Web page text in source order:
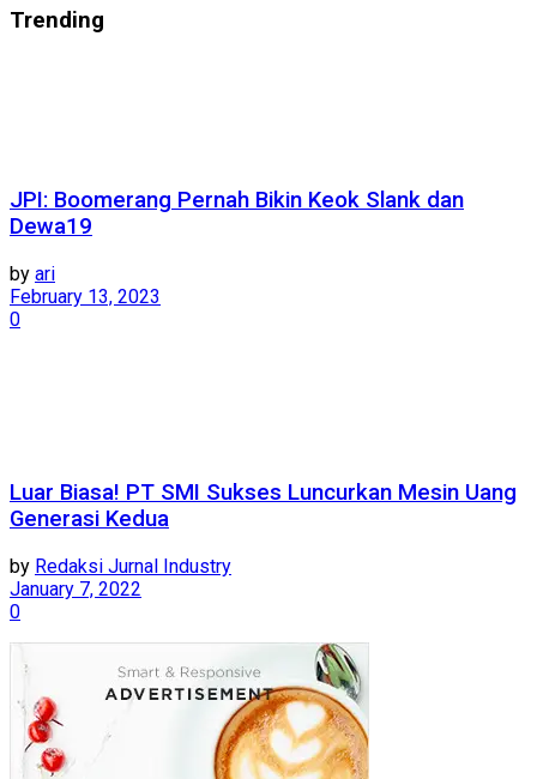
Trending
JPI: Boomerang Pernah Bikin Keok Slank dan
Dewa19
by ari
February 13, 2023
0
Luar Biasa! PT SMI Sukses Luncurkan Mesin Uang
Generasi Kedua
by Redaksi Jurnal Industry
January 7, 2022
0